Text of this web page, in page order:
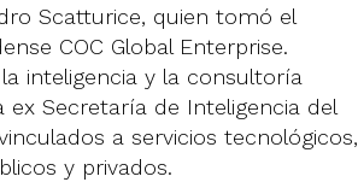
Scatturice, quien tomó el
COC Global Enterprise.
inteligencia y la consultoría
Secretaría de Inteligencia del
a servicios tecnológicos,
y privados.